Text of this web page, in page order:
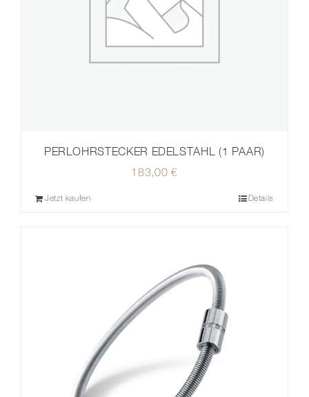
PERLOHRSTECKER EDELSTAHL (1 PAAR)
183,00 €
Jetzt kaufen Details